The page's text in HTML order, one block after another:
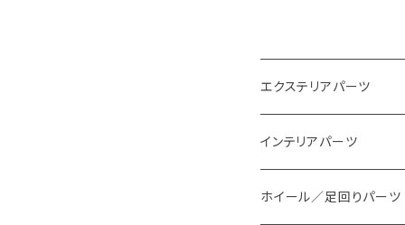
エクステリアパーツ
スタイリングパーツ
外装系LED
インテリアパーツ
装飾アイテム
ホイール／足回りパーツ